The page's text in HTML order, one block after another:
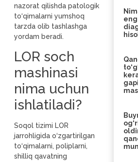
nazorat qilishda patologik
to‘qimalarni yumshoq
tarzda olib tashlashga
yordam beradi.
LOR soch
mashinasi
nima uchun
ishlatiladi?
Soqol tizimi LOR
jarrohligida o‘zgartirilgan
to‘qimalarni, poliplarni,
shilliq qavatning